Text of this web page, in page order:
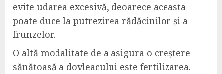
evite udarea excesivă, deoarece aceasta
poate duce la putrezirea rădăcinilor și a
frunzelor.
O altă modalitate de a asigura o creștere
sănătoasă a dovleacului este fertilizarea.